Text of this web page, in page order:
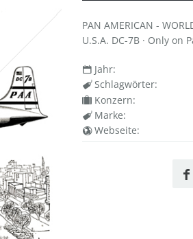
PAN AMERICAN -
U.S.A. DC-7B · Only on
Jahr:
Schlagwörter:
Konzern:
Marke:
Webseite: